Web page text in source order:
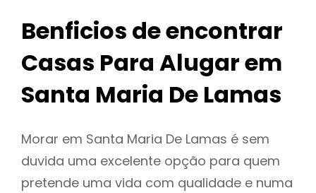
Benficios de encontrar
Casas Para Alugar em
Santa Maria De Lamas
Morar em Santa Maria De Lamas é sem
duvida uma excelente opção para quem
pretende uma vida com qualidade e numa